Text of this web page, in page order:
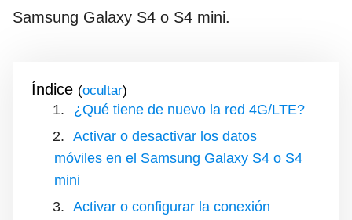
Samsung Galaxy S4 o S4 mini.
Índice ( )
¿Qué tiene de nuevo la red 4G/LTE?
Activar o desactivar los datos
móviles en el Samsung Galaxy S4 o S4
mini
Activar o configurar la conexión